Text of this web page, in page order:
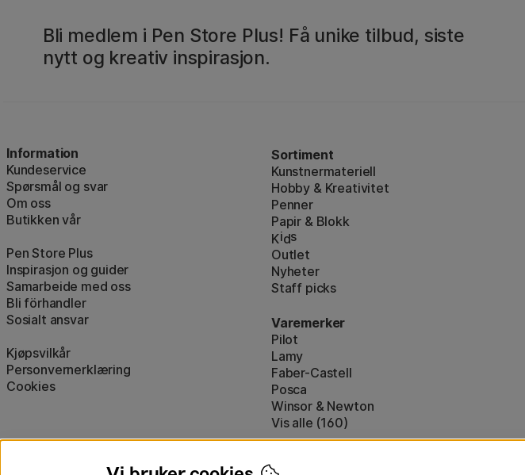
Bli medlem i Pen Store Plus! Få unike tilbud, siste
nytt og kreativ inspirasjon.
Information
Kundeservice
Spørsmål og svar
Om oss
Butikken vår
Pen Store Plus
Inspirasjon og guider
Samarbeide med oss
Bli förhandler
Sosialt ansvar
Kjøpsvilkår
Personvernerklæring
Cookies
Sortiment
Kunstnermateriell
Hobby & Kreativitet
Penner
Papir & Blokk
Kids
Outlet
Nyheter
Staff picks
Varemerker
Pilot
Lamy
Faber-Castell
Posca
Winsor & Newton
Vis alle (160)